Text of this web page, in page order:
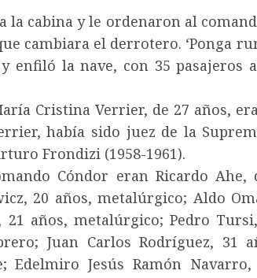
cabina y le ordenaron al
cambiara el derrotero. ‘Ponga
enfiló la nave, con 35 pasajeros
Cristina Verrier, de 27 años,
había sido juez de la
Frondizi (1958-1961).
Cóndor eran Ricardo Ahe,
20 años, metalúrgico; Aldo
21 años, metalúrgico; Pedro
Juan Carlos Rodríguez, 31
Edelmiro Jesús Ramón